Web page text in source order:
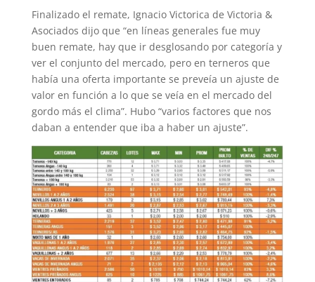
Finalizado el remate, Ignacio Victorica de Victoria &
Asociados dijo que “en líneas generales fue muy
buen remate, hay que ir desglosando por categoría y
ver el conjunto del mercado, pero en terneros que
había una oferta importante se preveía un ajuste de
valor en función a lo que se veía en el mercado del
gordo más el clima”. Hubo “varios factores que nos
daban a entender que iba a haber un ajuste”.